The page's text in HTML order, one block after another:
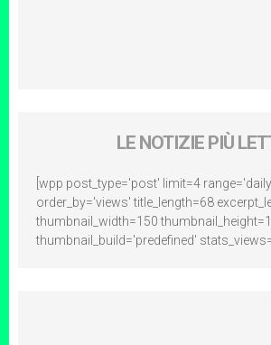
LE NOTIZIE PIÙ
[wpp post_type='post' limit=4
order_by='views' title_length=68
thumbnail_width=150
thumbnail_build='predefined'